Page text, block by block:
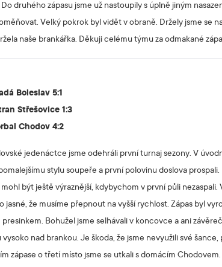
druhého zápasu jsme už nastoupily s úplně jiným
Velký pokrok byl vidět v obraně. Držely jsme se
naše brankářka. Děkuji celému týmu za odmakané
Boleslav 5:1
Střešovice 1:3
Chodov 4:2
jedenáctce jsme odehráli první turnaj sezony. V
stylu soupeře a první polovinu doslova
mohl být ještě výraznější, kdybychom v první půli
jasné, že musíme přepnout na vyšší rychlost. Zápas byl
Bohužel jsme selhávali v koncovce a ani
nad brankou. Je škoda, že jsme nevyužili své
zápase o třetí místo jsme se utkali s domácím